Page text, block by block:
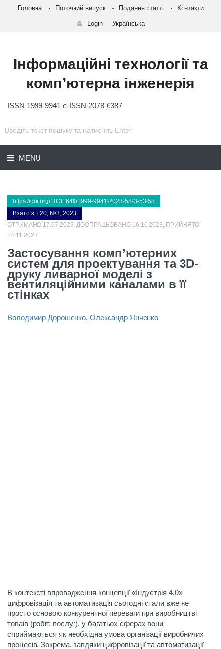
Головна Поточний випуск Подання статті Контакти
Login Українська
Інформаційні технології та
комп’ютерна інженерія
ISSN 1999-9941 e-ISSN 2078-6387
MENU
https://doi.org/10.31649/1999-9941-2023-58-3-53-58
Взято з Т.20, №3, 2023
ОТРИМАНО 17.07.2023, ДООПРАЦЬОВАНО 16.10.2023, ПРИЙНЯТО
24.11.2023
Застосування комп’ютерних
систем для проектування та 3D-
друку ливарної моделі з
вентиляційними каналами в її
стінках
Володимир Дорошенко, Олександр Янченко
В контексті впровадження концепції «Індустрія 4.0»
цифровізація та автоматизація сьогодні стали вже не
просто основою конкурентної переваги при виробництві
товаів (робіт, послуг), у багатьох сферах вони
сприймаються як необхідна умова організації виробничих
процесів. Зокрема, завдяки цифровізації та автоматизації